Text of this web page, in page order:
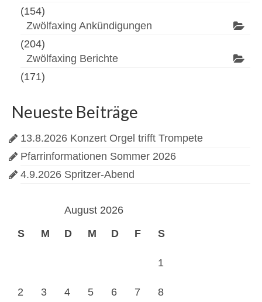
(154)
Zwölfaxing Ankündigungen
(204)
Zwölfaxing Berichte
(171)
Neueste Beiträge
13.8.2026 Konzert Orgel trifft Trompete
Pfarrinformationen Sommer 2026
4.9.2026 Spritzer-Abend
August 2026
S
M D M D F S
1
2 3 4 5 6 7 8